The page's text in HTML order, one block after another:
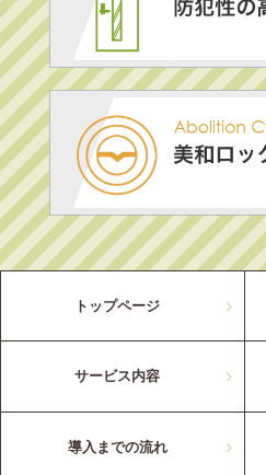
トップページ
サービス内容
導入までの流れ